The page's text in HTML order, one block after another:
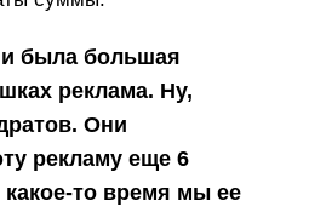
была большая
реклама. Ну,
Они
рекламу еще 6
какое-то время мы ее